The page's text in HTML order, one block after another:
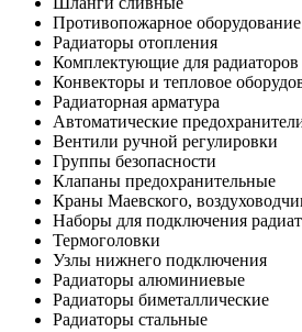
Противопожарное оборудование
Радиаторы отопления
Комплектующие для радиаторов
Конвекторы и тепловое
Радиаторная арматура
Автоматические
Вентили ручной регулировки
Группы безопасности
Клапаны предохранительные
Краны Маевского,
Наборы для подключения
Термоголовки
Узлы нижнего подключения
Радиаторы алюминиевые
Радиаторы биметаллические
Радиаторы стальные